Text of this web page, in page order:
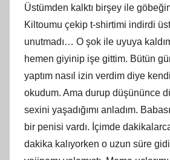
Üstümden kalktı birşey ile
Kiltoumu çekip t-shirtimi indirdi
unutmadı… O şok ile uyuya
hemen giyinip işe gittim. Bütün
yaptım nasıl izin verdim diye
okudum. Ama durup düşününce
sexini yaşadığımı anladım.
bir penisi vardı. İçimde
dakika kalıyorken o uzun süre